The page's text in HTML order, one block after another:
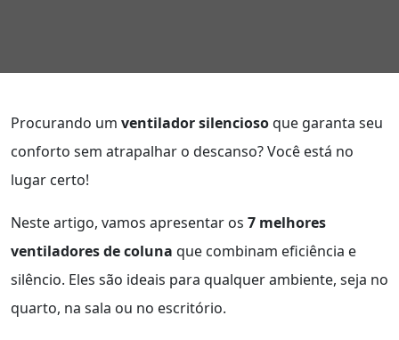
Procurando um ventilador silenciosoque garanta seu
conforto sem atrapalhar o descanso? Você está no
lugar certo!
Neste artigo, vamos apresentar os 7 melhores
ventiladores de coluna que combinam eficiência e
silêncio. Eles são ideais para qualquer ambiente, seja no
quarto, na sala ou no escritório.